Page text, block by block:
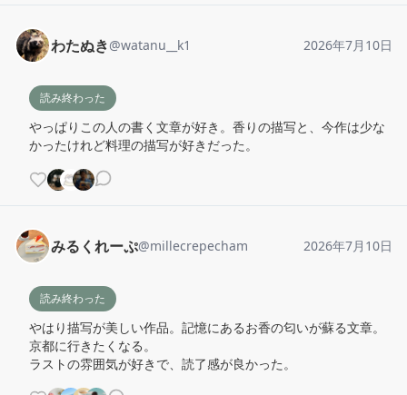
わたぬき@watanu__k1 2026年7月10日
読み終わった
やっぱりこの人の書く文章が好き。香りの描写と、今作は少な
かったけれど料理の描写が好きだった。
みるくれーぷ@millecrepecham 2026年7月10日
読み終わった
やはり描写が美しい作品。記憶にあるお香の匂いが蘇る文章。
京都に行きたくなる。
ラストの雰囲気が好きで、読了感が良かった。